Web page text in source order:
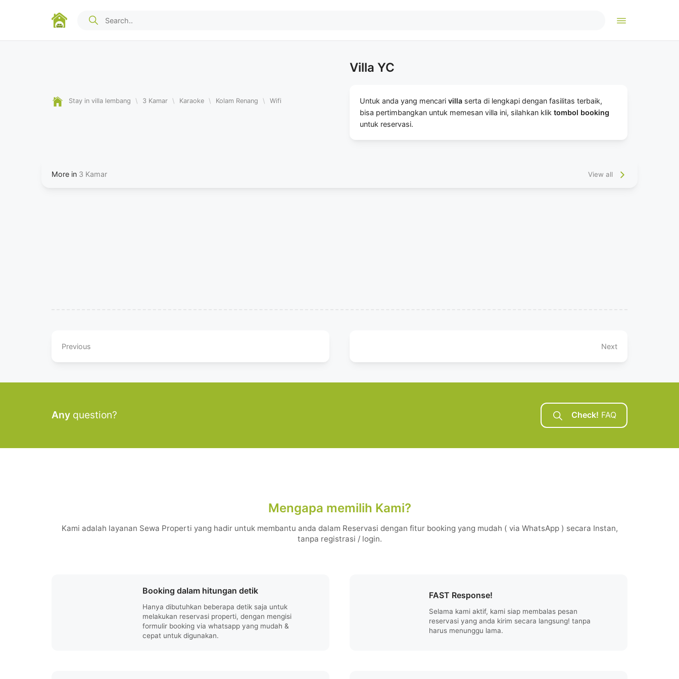
Stay in villa lembang \ 3 Kamar \ Karaoke \ Kolam Renang \ Wifi
Villa YC
Untuk anda yang mencari villa serta di lengkapi dengan fasilitas terbaik,
bisa pertimbangkan untuk memesan villa ini, silahkan klik tombol booking
untuk reservasi.
More in 3 Kamar View all
Previous Next
Any question? Check! FAQ
Mengapa memilih Kami?
Kami adalah layanan Sewa Properti yang hadir untuk membantu anda dalam Reservasi dengan fitur booking yang mudah ( via WhatsApp ) secara Instan,
tanpa registrasi / login.
Booking dalam hitungan detik
Hanya dibutuhkan beberapa detik saja untuk
melakukan reservasi properti, dengan mengisi
formulir booking via whatsapp yang mudah &
cepat untuk digunakan.
FAST Response!
Selama kami aktif, kami siap membalas pesan
reservasi yang anda kirim secara langsung! tanpa
harus menunggu lama.